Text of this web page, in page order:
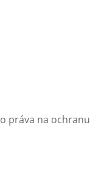
práva na ochranu